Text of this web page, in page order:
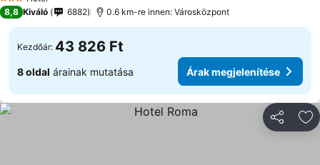
3 Kategória
8,8 Kiváló 6882 0.6 km-re innen: Városközpont
Kezdőár: 43 826 Ft
8 oldal árainak mutatása Árak megjelenítése